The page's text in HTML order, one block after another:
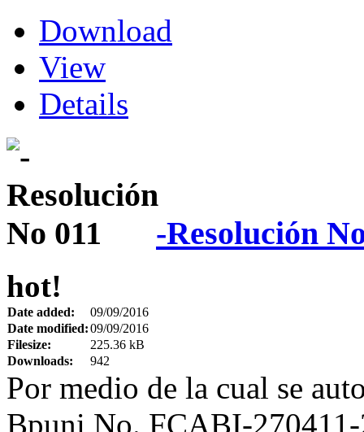
Download
View
Details
-Resolución
hot!
Date added:
09/09/2016
Date modified:09/09/2016
Filesize:
225.36 kB
Downloads:
942
Por medio de la cual se
Bpuni No. FCABI-